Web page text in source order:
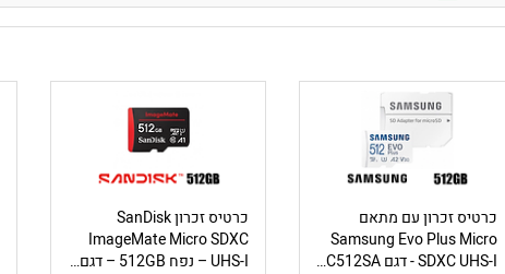
כרטיס זכרון עם מתאם
Samsung Evo Plus Micro
SDXC UHS-I - דגם MB-MC512SA - נפח 512GB
כרטיס זכרון SanDisk
ImageMate Micro SDXC
UHS-I – נפח 512GB – דגם SDSQUA4-512G-AW6KA